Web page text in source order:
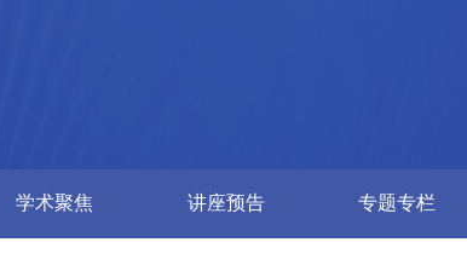
学术聚焦 讲座预告 专题专栏